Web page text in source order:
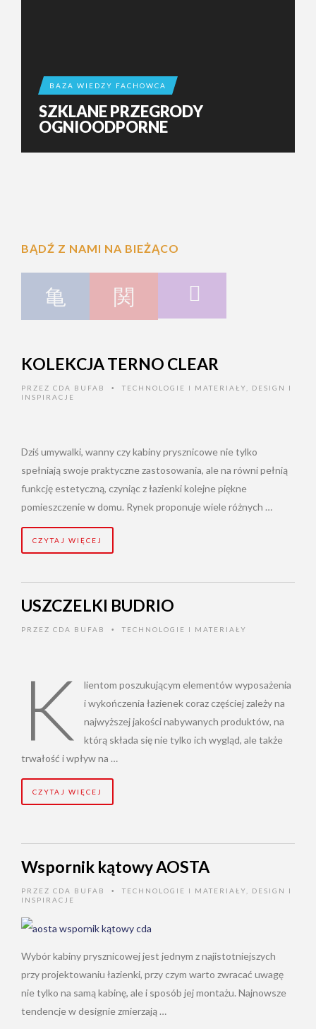
BAZA WIEDZY FACHOWCA
SZKLANE PRZEGRODY
OGNIOODPORNE
BĄDŹ Z NAMI NA BIEŻĄCO
KOLEKCJA TERNO CLEAR
PRZEZ CDA BUFAB • TECHNOLOGIE I MATERIAŁY, DESIGN I
INSPIRACJE
Dziś umywalki, wanny czy kabiny prysznicowe nie tylko
spełniają swoje praktyczne zastosowania, ale na równi pełnią
funkcję estetyczną, czyniąc z łazienki kolejne piękne
pomieszczenie w domu. Rynek proponuje wiele różnych …
CZYTAJ WIĘCEJ
USZCZELKI BUDRIO
PRZEZ CDA BUFAB • TECHNOLOGIE I MATERIAŁY
K
lientom poszukującym elementów wyposażenia
i wykończenia łazienek coraz częściej zależy na
najwyższej jakości nabywanych produktów, na
którą składa się nie tylko ich wygląd, ale także
trwałość i wpływ na …
CZYTAJ WIĘCEJ
Wspornik kątowy AOSTA
PRZEZ CDA BUFAB • TECHNOLOGIE I MATERIAŁY, DESIGN I
INSPIRACJE
Wybór kabiny prysznicowej jest jednym z najistotniejszych
przy projektowaniu łazienki, przy czym warto zwracać uwagę
nie tylko na samą kabinę, ale i sposób jej montażu. Najnowsze
tendencje w designie zmierzają …